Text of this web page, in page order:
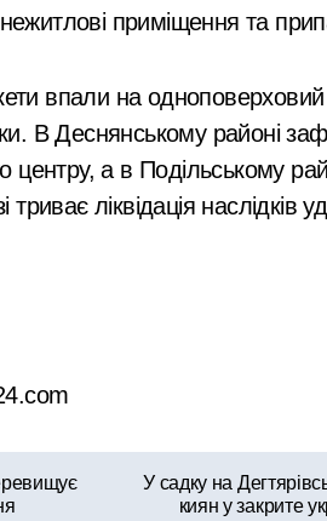
витягли тіло загиблого з
онлайн-замовлення послуг:
млн грн у закупівлі серверів:
приміщення та
впали на
В Деснянському районі
центру, а в Подільському
ліквідація наслідків
У садку на
киян у закрите